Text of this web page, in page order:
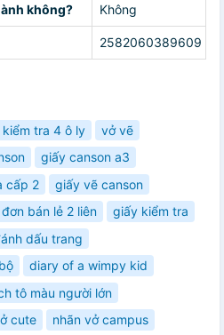
không? Không
2582060389609
tra 4 ô ly
vở vẽ
giấy canson a3
cấp 2
giấy vẽ canson
bán lẻ 2 liên
giấy kiểm tra
dấu trang
diary of a wimpy kid
tô màu người lớn
cute
nhãn vở campus